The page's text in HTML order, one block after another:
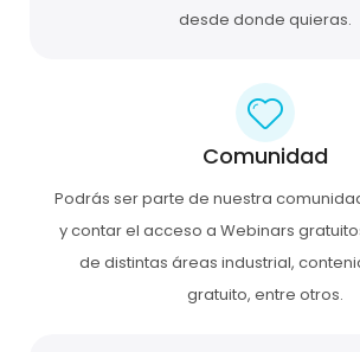
desde donde quieras.
Comunidad
Podrás ser parte de nuestra
y contar el acceso a Webinars
de distintas áreas industrial,
gratuito, entre otros.